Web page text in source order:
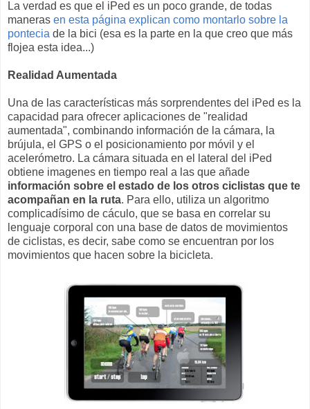
La verdad es que el iPed es un poco grande, de todas
maneras en esta página explican como montarlo sobre la
pontecia de la bici (esa es la parte en la que creo que más
flojea esta idea...)
Realidad Aumentada
Una de las características más sorprendentes del iPed es la
capacidad para ofrecer aplicaciones de "realidad
aumentada", combinando información de la cámara, la
brújula, el GPS o el posicionamiento por móvil y el
acelerómetro. La cámara situada en el lateral del iPed
obtiene imagenes en tiempo real a las que añade
información sobre el estado de los otros ciclistas que te
acompañan en la ruta. Para ello, utiliza un algoritmo
complicadísimo de cáculo, que se basa en correlar su
lenguaje corporal con una base de datos de movimientos
de ciclistas, es decir, sabe como se encuentran por los
movimientos que hacen sobre la bicicleta.